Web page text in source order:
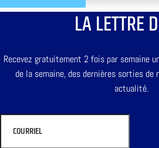
LA LETTRE
Recevez gratuitement 2 fois par semaine
de la semaine, des dernières sorties
actualité.